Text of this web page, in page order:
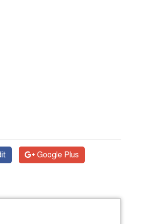
Google Plus